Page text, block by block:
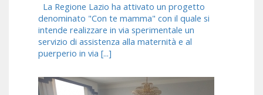
La Regione Lazio ha attivato un progetto
denominato "Con te mamma" con il quale si
intende realizzare in via sperimentale un
servizio di assistenza alla maternità e al
puerperio in via [...]